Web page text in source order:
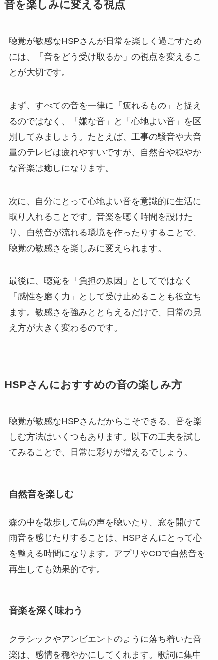
音を楽しみに変える視点
聴覚が敏感なHSPさんが日常を楽しく過ごすため
には、「音をどう受け取るか」の視点を変えるこ
とが大切です。
まず、すべての音を一律に「疲れるもの」と捉え
るのではなく、「嫌な音」と「心地よい音」を区
別してみましょう。たとえば、工事の騒音や大音
量のテレビは疲れやすいですが、自然音や穏やか
な音楽は癒しになります。
次に、自分にとって心地よい音を意識的に生活に
取り入れることです。音楽を聴く時間を設けた
り、自然音が流れる環境を作ったりすることで、
聴覚の敏感さを楽しみに変えられます。
最後に、聴覚を「負担の原因」としてではなく
「感性を磨く力」として受け止めることも役立ち
ます。敏感さを強みととらえるだけで、日常の見
え方が大きく変わるのです。
HSPさんにおすすめの音の楽しみ方
聴覚が敏感なHSPさんだからこそできる、音を楽
しむ方法はいくつもあります。以下の工夫を試し
てみることで、日常に彩りが増えるでしょう。
自然音を楽しむ
森の中を散歩して鳥の声を聴いたり、窓を開けて
雨音を感じたりすることは、HSPさんにとって心
を整える時間になります。アプリやCDで自然音を
再生しても効果的です。
音楽を深く味わう
クラシックやアンビエントのように落ち着いた音
楽は、感情を穏やかにしてくれます。歌詞に集中